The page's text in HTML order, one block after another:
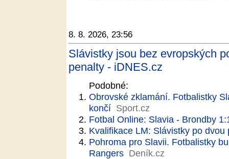
8. 8. 2026, 23:56
Slávistky jsou bez evropských
penalty - iDNES.cz
Podobné:
Obrovské zklamání. Fotbalistky
končí Sport.cz
Fotbal Online: Slavia - Brondby
Kvalifikace LM: Slávistky po
Pohroma pro Slavii. Fotbalistky
Rangers Deník.cz